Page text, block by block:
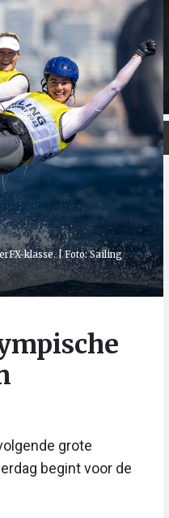
klasse. | Foto: Sailing
grote
begint voor de